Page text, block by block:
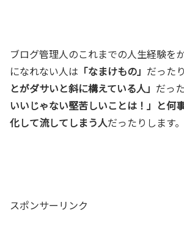
ブログ管理人のこれまでの人生経験を
になれない人は 「なまけもの」 だったり
とがダサいと斜に構えている人」 だっ
いいじゃない堅苦しいことは！」と何
化して流してしまう人だったりします。
スポンサーリンク